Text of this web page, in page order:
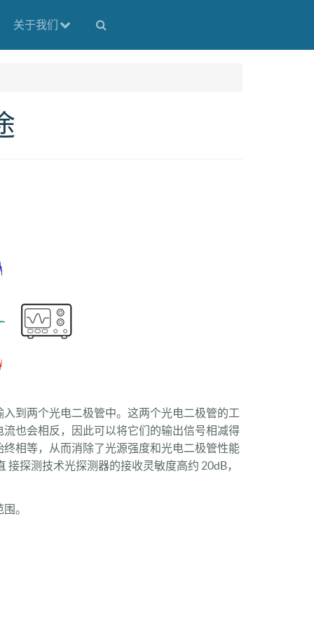
关于我们
到两个光电二极管中。这两个光电二极管的工
也会相反，因此可以将它们的输出信号相减得
相等，从而消除了光源强度和光电二极管性能
探测技术光探测器的接收灵敏度高约 20dB，
。